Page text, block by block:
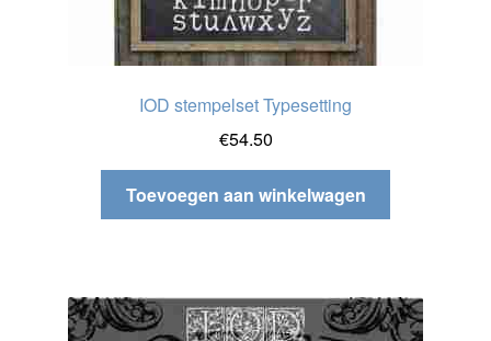
IOD stempelset Typesetting
€54.50
Toevoegen aan winkelwagen